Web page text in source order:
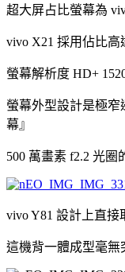
超大屏占比螢幕為
vivo X21 採用佔比高
螢幕解析度 HD+
螢幕外型設計是極
幕』
500 萬畫素 f2.2 光
vivo Y81 設計上直
這機背一體成型毫無